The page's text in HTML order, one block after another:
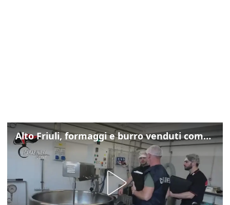
Alto Friuli, formaggi e burro venduti come locali: nei prodotti latte da fuori regione e dall’estero